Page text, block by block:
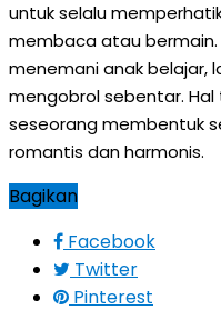
untuk selalu
membaca atau bermain.
menemani anak belajar,
mengobrol sebentar.
seseorang membentuk
romantis dan harmonis.
Bagikan
Facebook
Twitter
Pinterest